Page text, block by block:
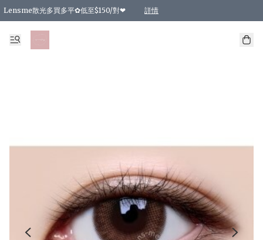
Lensme散光多買多平✿低至$150/對❤ 詳情
台灣Karacon⁩✧日拋 特價清貨❁⃘
日本韓國多款日/月拋現貨☼ 特價❤︎數量有限 售完即止
🇰🇷韓國多款月拋現貨 特價兩對$99✿數量有限 售完即止♫
精選商品，任選買2件或以上9 折；買4件或以上85 折；買6件或以上8 折
精選商品，任選買2件HKD 140.00；買4件HKD 260.00
精選商品，任選買2件HKD 190.00；買4件HKD 360.00
精選商品，任選買2件HKD 110.00；買4件HKD 180.00
精選商品，任選買2件HKD 170.00；買4件HKD 320.00
精選商品，任選買2件或以上減HKD 148.00
精選商品，任選買2件或以上減HKD 148.00
精選商品，任選買2件或以上95 折；買4件或以上9 折；買6件或以上85 折；買8件
精選商品，任選買12件或以上87 折
精選商品，任選買2件或以上減HKD 16.00；買4件或以上減HKD 32.00；買6
精選商品，任選買2件或以上95 折；買4件或以上9 折；買8件或以上85 折；買12
購物滿 HKD 800.00即享免運費優惠！（適用於 特定的送貨方式 )